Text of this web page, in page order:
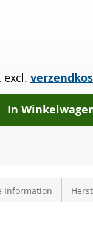
, excl.
In
Information